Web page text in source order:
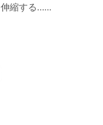
縮する…...